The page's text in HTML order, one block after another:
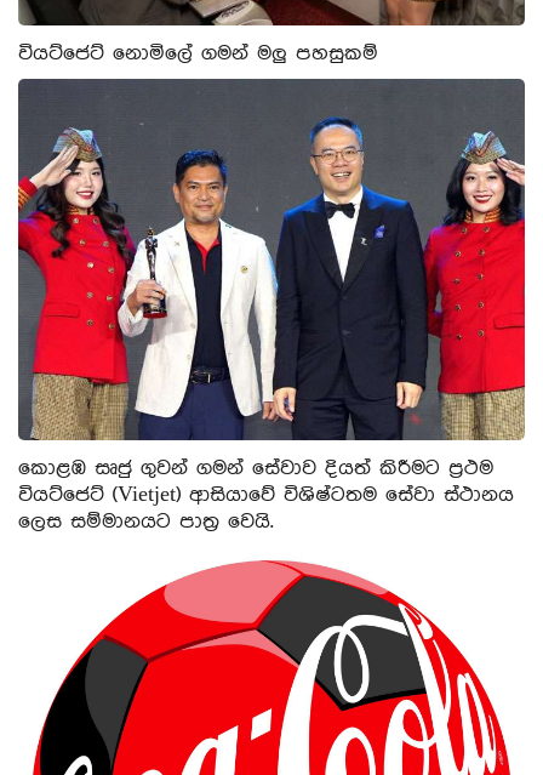
වියට්ජෙට් නොමිලේ ගමන් මලු පහසුකම්
කොළඹ සෘජු ගුවන් ගමන් සේවාව දියත් කිරීමට ප්‍රථම
වියට්ජෙට් (Vietjet) ආසියාවේ විශිෂ්ටතම සේවා ස්ථානය
ලෙස සම්මානයට පාත්‍ර වෙයි.